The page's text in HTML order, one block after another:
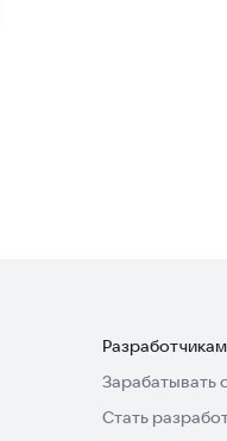
Разработчикам
Зарабатывать
Стать